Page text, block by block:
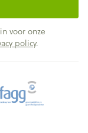
voor onze
policy.